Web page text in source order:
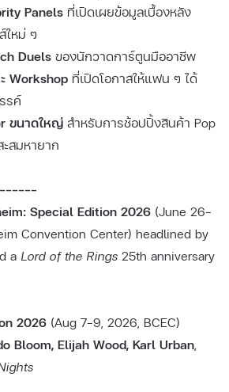
Panels ที่เปิดเผยข้อมูลเบื้องหลัง
ใหม่ ๆ
Duels ของนักวาดการ์ตูนมืออาชีพ
Workshop ที่เปิดโอกาสให้แฟน ๆ ได้
รค์
ขนาดใหญ่ สำหรับการช้อปปิ้งสินค้า Pop
สมหายาก
Special Edition 2026 (June 26–
Convention Center) headlined by
a Lord of the Rings 25th anniversary
2026 (Aug 7–9, 2026, BCEC)
Bloom, Elijah Wood, Karl Urban,